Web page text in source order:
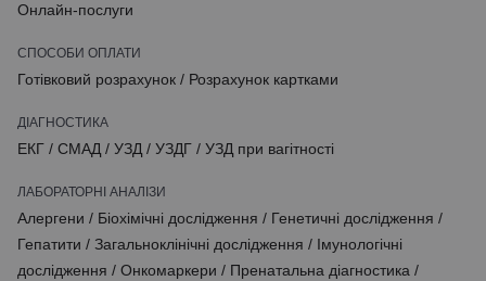
Онлайн-послуги
СПОСОБИ ОПЛАТИ
Готівковий розрахунок / Розрахунок картками
ДІАГНОСТИКА
ЕКГ / СМАД / УЗД / УЗДГ / УЗД при вагітності
ЛАБОРАТОРНІ АНАЛІЗИ
Алергени / Біохімічні дослідження / Генетичні дослідження /
Гепатити / Загальноклінічні дослідження / Імунологічні
дослідження / Онкомаркери / Пренатальна діагностика /